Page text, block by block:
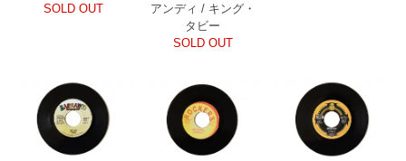
SOLD OUT
アンディ / キング・
タビー
SOLD OUT